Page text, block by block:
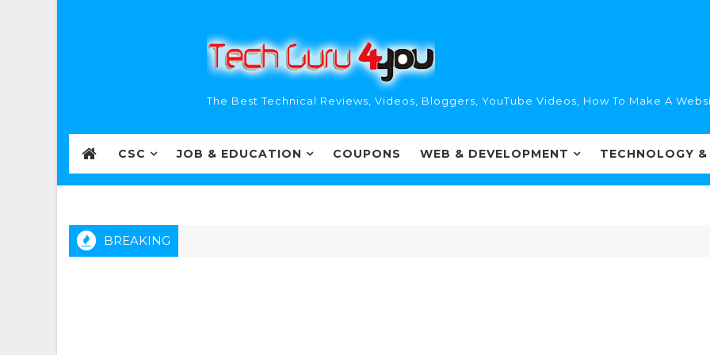
The Best Technical Reviews, Videos, Bloggers, YouTube Videos, How To Make A
CSC JOB & EDUCATION COUPONS WEB & DEVELOPMENT TECHNOLOGY &
BREAKING